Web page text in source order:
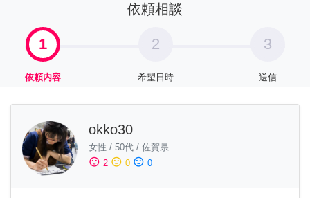
依頼相談
1
依頼内容
2
希望日時
3
送信
okko30
女性 / 50代 / 佐賀県
sentiment_satisfied 2 sentiment_neutral 0 sentiment_dissatisfied 0